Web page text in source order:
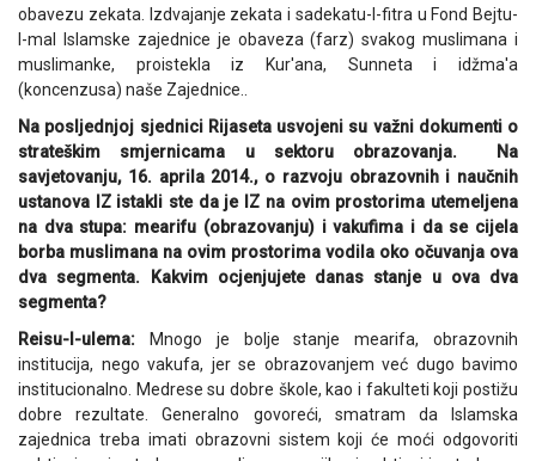
obavezu zekata. Izdvajanje zekata i sadekatu-l-fitra u Fond Bejtu-
l-mal Islamske zajednice je obaveza (farz) svakog muslimana i
muslimanke, proistekla iz Kur'ana, Sunneta i idžma'a
(koncenzusa) naše Zajednice..
Na posljednjoj sjednici Rijaseta usvojeni su važni dokumenti o
strateškim smjernicama u sektoru obrazovanja. Na
savjetovanju, 16. aprila 2014., o razvoju obrazovnih i naučnih
ustanova IZ istakli ste da je IZ na ovim prostorima utemeljena
na dva stupa: mearifu (obrazovanju) i vakufima i da se cijela
borba muslimana na ovim prostorima vodila oko očuvanja ova
dva segmenta. Kakvim ocjenjujete danas stanje u ova dva
segmenta?
Reisu-l-ulema: Mnogo je bolje stanje mearifa, obrazovnih
institucija, nego vakufa, jer se obrazovanjem već dugo bavimo
institucionalno. Medrese su dobre škole, kao i fakulteti koji postižu
dobre rezultate. Generalno govoreći, smatram da Islamska
zajednica treba imati obrazovni sistem koji će moći odgovoriti